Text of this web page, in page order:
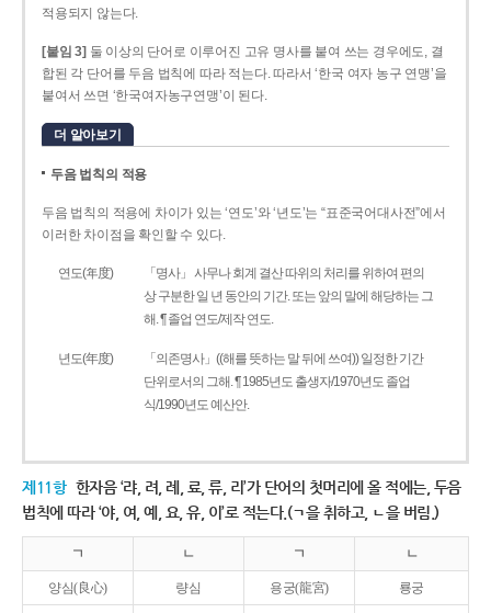
적용되지 않는다.
[붙임 3] 둘 이상의 단어로 이루어진 고유 명사를 붙여 쓰는 경우에도, 결
합된 각 단어를 두음 법칙에 따라 적는다. 따라서 ‘한국 여자 농구 연맹’을
붙여서 쓰면 ‘한국여자농구연맹’이 된다.
더 알아보기
두음 법칙의 적용
두음 법칙의 적용에 차이가 있는 ‘연도’와 ‘년도’는 “표준국어대사전”에서
이러한 차이점을 확인할 수 있다.
연도(年度)
「명사」 사무나 회계 결산 따위의 처리를 위하여 편의
상 구분한 일 년 동안의 기간. 또는 앞의 말에 해당하는 그
해. ¶ 졸업 연도/제작 연도.
년도(年度)
「의존명사」((해를 뜻하는 말 뒤에 쓰여)) 일정한 기간
단위로서의 그해. ¶ 1985년도 출생자/1970년도 졸업
식/1990년도 예산안.
제11항 한자음 ‘랴, 려, 례, 료, 류, 리’가 단어의 첫머리에 올 적에는, 두음
법칙에 따라 ‘야, 여, 예, 요, 유, 이’로 적는다.(ㄱ을 취하고, ㄴ을 버림.)
ㄱ ㄴ ㄱ ㄴ
양심(良心) 량심 용궁(龍宮) 룡궁